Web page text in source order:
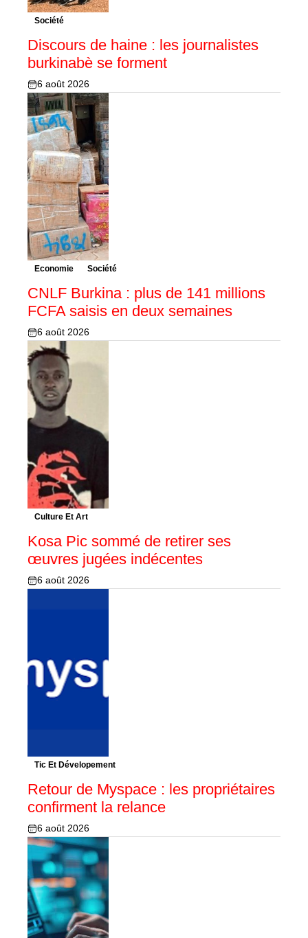
Société
Discours de haine : les journalistes
burkinabè se forment
6 août 2026
Economie Société
CNLF Burkina : plus de 141 millions
FCFA saisis en deux semaines
6 août 2026
Culture Et Art
Kosa Pic sommé de retirer ses
œuvres jugées indécentes
6 août 2026
Tic Et Dévelopement
Retour de Myspace : les propriétaires
confirment la relance
6 août 2026